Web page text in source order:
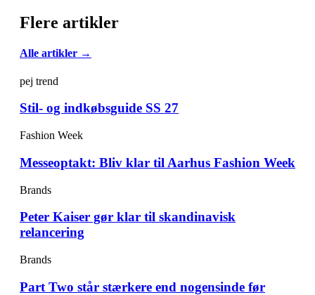
Flere artikler
Alle artikler →
pej trend
Stil- og indkøbsguide SS 27
Fashion Week
Messeoptakt: Bliv klar til Aarhus Fashion Week
Brands
Peter Kaiser gør klar til skandinavisk
relancering
Brands
Part Two står stærkere end nogensinde før